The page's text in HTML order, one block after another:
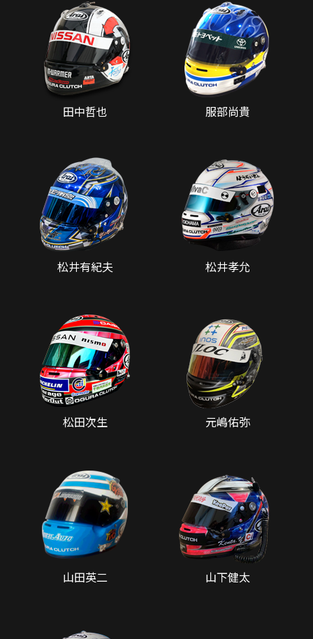
田中哲也 服部尚貴
松井有紀夫 松井孝允
松田次生 元嶋佑弥
山田英二 山下健太